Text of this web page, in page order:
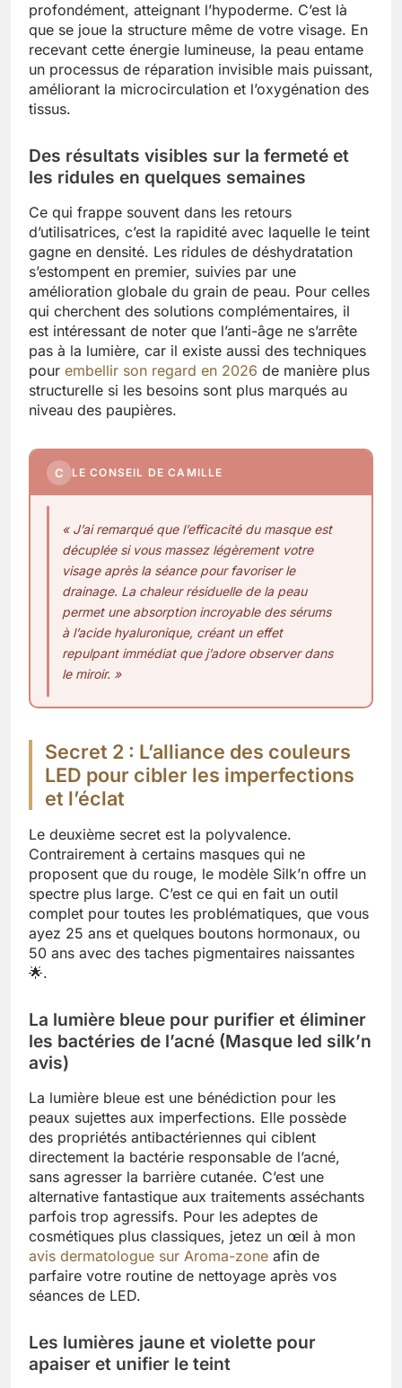
profondément, atteignant l’hypoderme. C’est là
que se joue la structure même de votre visage. En
recevant cette énergie lumineuse, la peau entame
un processus de réparation invisible mais puissant,
améliorant la microcirculation et l’oxygénation des
tissus.
Des résultats visibles sur la fermeté et
les ridules en quelques semaines
Ce qui frappe souvent dans les retours
d’utilisatrices, c’est la rapidité avec laquelle le teint
gagne en densité. Les ridules de déshydratation
s’estompent en premier, suivies par une
amélioration globale du grain de peau. Pour celles
qui cherchent des solutions complémentaires, il
est intéressant de noter que l’anti-âge ne s’arrête
pas à la lumière, car il existe aussi des techniques
pour embellir son regard en 2026 de manière plus
structurelle si les besoins sont plus marqués au
niveau des paupières.
C LE CONSEIL DE CAMILLE
« J’ai remarqué que l’efficacité du masque est
décuplée si vous massez légèrement votre
visage après la séance pour favoriser le
drainage. La chaleur résiduelle de la peau
permet une absorption incroyable des sérums
à l’acide hyaluronique, créant un effet
repulpant immédiat que j’adore observer dans
le miroir. »
Secret 2 : L’alliance des couleurs
LED pour cibler les imperfections
et l’éclat
Le deuxième secret est la polyvalence.
Contrairement à certains masques qui ne
proposent que du rouge, le modèle Silk’n offre un
spectre plus large. C’est ce qui en fait un outil
complet pour toutes les problématiques, que vous
ayez 25 ans et quelques boutons hormonaux, ou
50 ans avec des taches pigmentaires naissantes
🌟.
La lumière bleue pour purifier et éliminer
les bactéries de l’acné (Masque led silk’n
avis)
La lumière bleue est une bénédiction pour les
peaux sujettes aux imperfections. Elle possède
des propriétés antibactériennes qui ciblent
directement la bactérie responsable de l’acné,
sans agresser la barrière cutanée. C’est une
alternative fantastique aux traitements asséchants
parfois trop agressifs. Pour les adeptes de
cosmétiques plus classiques, jetez un œil à mon
avis dermatologue sur Aroma-zone afin de
parfaire votre routine de nettoyage après vos
séances de LED.
Les lumières jaune et violette pour
apaiser et unifier le teint